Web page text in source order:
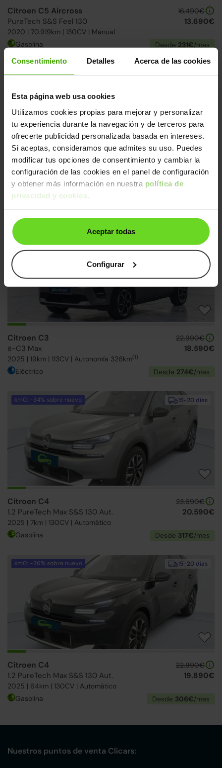
Consentimiento Detalles Acerca de las cookies
Esta página web usa cookies
Utilizamos cookies propias para mejorar y personalizar
tu experiencia durante la navegación y de terceros para
ofrecerte publicidad personalizada basada en intereses.
Si aceptas, consideramos que admites su uso. Puedes
modificar tus opciones de consentimiento y cambiar la
configuración de las cookies en el panel de configuración
y obtener más información en nuestra política de
privacidad y cookies
Aceptar todas
Configurar
Citroen C5 Aircross
PureTech S&S Feel 130
2020 | 70.919km | 130CV | Manual
16.490€
13.690€
Gasolina Desde 231€/mes
↓ 500€
Citroen C3
ë-C3 Max
2025 | 6km | 113CV | Autonomía 326km
22.990€
Citroen C3
ë-C3 Max
2025 | 19km | 113CV | Autonomía 326km(1)
22.990€
18.590€
Eléctrico Desde 274€/mes
15-20 días
km0: -34% sobre nuevo
Citroen C4
1.2 PureTech Max S&S 130 Aut.
2025 | 7km | 130CV | Automático
23.690€
20.590€
Gasolina Desde 317€/mes
15-20 días
km0: -36% sobre nuevo
Citroen C4
1.2 PureTech Max S&S 130 Aut.
2025 | 64km | 130CV | Automático
22.890€
19.890€
Gasolina Desde 306€/mes
Nuestros puntos de venta Clicars: